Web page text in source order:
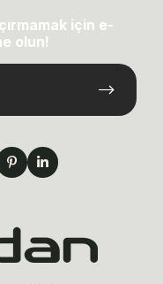
için e-
olun!